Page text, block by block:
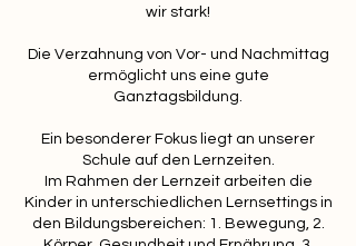
wir stark!
Die Verzahnung von Vor- und Nachmittag
ermöglicht uns eine gute
Ganztagsbildung.
Ein besonderer Fokus liegt an unserer
Schule auf den Lernzeiten.
Im Rahmen der Lernzeit arbeiten die
Kinder in unterschiedlichen Lernsettings in
den Bildungsbereichen: 1. Bewegung, 2.